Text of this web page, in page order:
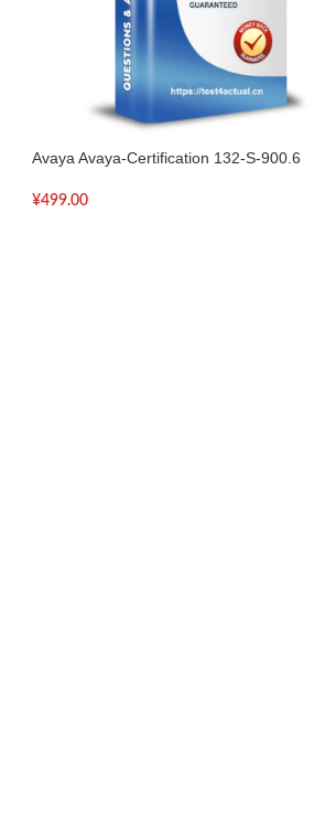
Avaya Avaya-Certification 132-S-900.6
¥499.00